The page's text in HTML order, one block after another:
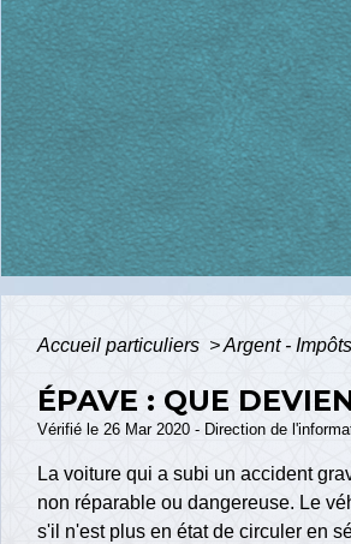
Accueil particuliers > Argent -
ÉPAVE : QUE
Vérifié le 26 Mar 2020 - Direction de
La voiture qui a subi un accident
non réparable ou dangereuse. Le
s'il n'est plus en état de circuler en